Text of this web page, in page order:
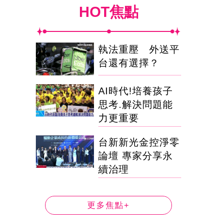
HOT焦點
執法重壓 外送平
台還有選擇？
AI時代!培養孩子
思考.解決問題能
力更重要
台新新光金控淨零
論壇 專家分享永
續治理
更多焦點+